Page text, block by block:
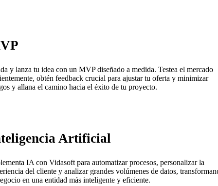
y lanza tu idea con un MVP diseñado a medida. Testea el mercado
obtén feedback crucial para ajustar tu oferta y minimizar
y allana el camino hacia el éxito de tu proyecto.
Artificial
IA con Vidasoft para automatizar procesos, personalizar la
del cliente y analizar grandes volúmenes de datos,
en una entidad más inteligente y eficiente.